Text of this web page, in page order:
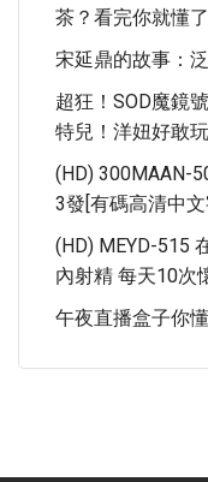
茶？看完你就懂了
宋延鼎的故事：
超狂！SOD魔鏡
特兒！洋妞好敢
(HD) 300MAAN-
3發[有碼高清中
(HD) MEYD-515
內射精 每天10次
午夜直播盒子你